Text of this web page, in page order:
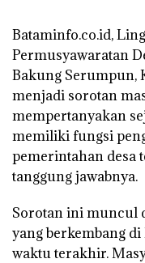
Bataminfo.co.id,
Permusyawaratan
Bakung Serumpun,
menjadi sorotan
mempertanyakan
memiliki fungsi
pemerintahan desa
tanggung jawabnya.
Sorotan ini muncul
yang berkembang di
waktu terakhir.